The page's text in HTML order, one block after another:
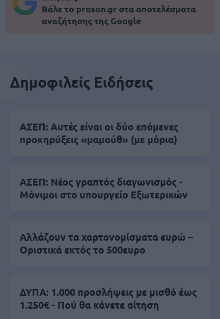
Βάλε το proson.gr στα αποτελέσματα
αναζήτησης της Google
Δημοφιλείς Ειδήσεις
ΑΣΕΠ: Αυτές είναι οι δύο επόμενες
προκηρύξεις «μαμούθ» (με μόρια)
ΑΣΕΠ: Νέος γραπτός διαγωνισμός -
Μόνιμοι στο υπουργείο Εξωτερικών
Αλλάζουν τα χαρτονομίσματα ευρώ –
Οριστικά εκτός το 500ευρο
ΔΥΠΑ: 1.000 προσλήψεις με μισθό έως
1.250€ - Πού θα κάνετε αίτηση